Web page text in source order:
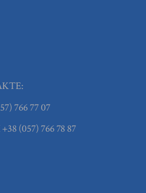
766 77 07
+38(057) 766 78 87